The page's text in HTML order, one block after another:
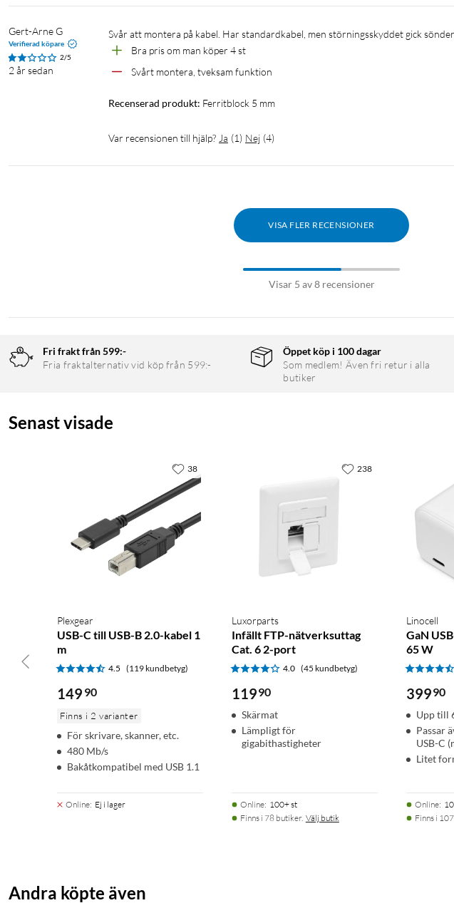
Gert-Arne G
Verifierad köpare
2/5
2 år sedan
Bra pris om man köper 4 st
Svårt montera, tveksam funktion
Recenserad produkt: Ferritblock 5 mm
Var recensionen till hjälp? Ja (1) Nej (4)
VISA FLER RECENSIONER
Visar 5 av 8 recensioner
Fri frakt från 599:-
Fria fraktalternativ vid köp från 599:-
Öppet köp i 100 dagar
Som medlem! Även fri retur i alla
butiker
Senast visade
Plexgear
USB-C till USB-B 2.0-kabel 1
m
4.5 (119 kundbetyg)
149 90
Finns i 2 varianter
För skrivare, skanner, etc.
480 Mb/s
Bakåtkompatibel med USB 1.1
Online: Ej i lager
38
Luxorparts
Infällt FTP-nätverksuttag
Cat. 6 2-port
4.0 (45 kundbetyg)
11990
Skärmat
Lämpligt för
gigabithastigheter
Online: 100+ st
Finns i 78 butiker. Välj butik
238
Linocell
GaN
65 W
39990
Upp till
Passar
USB-C
Litet
Online:
Finns i
Andra köpte även